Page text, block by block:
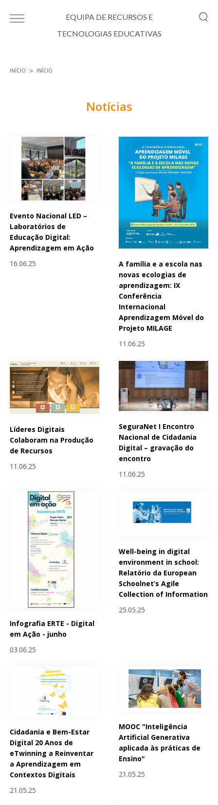
EQUIPA DE RECURSOS E
TECNOLOGIAS EDUCATIVAS
INÍCIO INÍCIO
Notícias
Evento Nacional LED –
Laboratórios de
Educação Digital:
Aprendizagem em Ação
16.06.25
A família e a escola nas
novas ecologias de
aprendizagem: IX
Conferência
Internacional
Aprendizagem Móvel do
Projeto MILAGE
11.06.25
Líderes Digitais
Colaboram na Produção
de Recursos
11.06.25
SeguraNet I Encontro
Nacional de Cidadania
Digital – gravação do
encontro
11.06.25
Infografia ERTE - Digital
em Ação - junho
03.06.25
Well-being in digital
environment in school:
Relatório da European
Schoolnet’s Agile
Collection of Information
25.05.25
Cidadania e Bem-Estar
Digital 20 Anos de
eTwinning a Reinventar
a Aprendizagem em
Contextos Digitais
21.05.25
MOOC "Inteligência
Artificial Generativa
aplicada às práticas de
Ensino"
21.05.25
Páginas